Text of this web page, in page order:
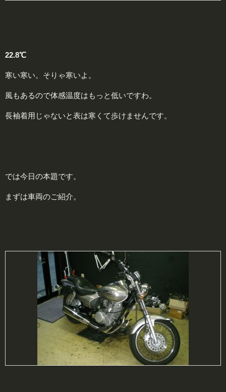
22.8℃
寒い寒い。そりゃ寒いよ。
風もあるので体感温度はもっと低いですわ。
長袖着用じゃないと表は寒くて歩けませんです。
では今日の本題です。
まずは車両のご紹介。